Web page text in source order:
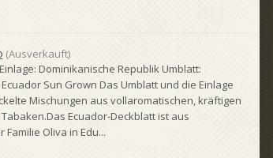
(Ausverkauft)
Dominikanische Republik Umblatt:
Sun Grown Das Umblatt und die Einlage
Mischungen aus vollaromatischen, kräftigen
Ecuador-Deckblatt ist aus
Oliva in Edu...